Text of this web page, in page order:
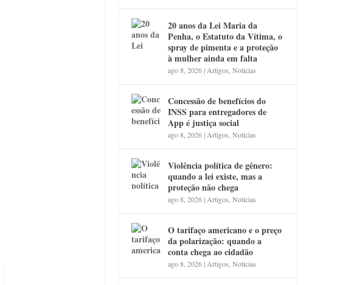
20 anos da Lei Maria da
Penha, o Estatuto da Vítima, o
spray de pimenta e a proteção
à mulher ainda em falta
ago 8, 2026| Artigos ,Notícias
Concessão de benefícios do
INSS para entregadores de
App é justiça social
ago 8, 2026| Artigos ,Notícias
Violência política de gênero:
quando a lei existe, mas a
proteção não chega
ago 8, 2026| Artigos ,Notícias
O tarifaço americano e o preço
da polarização: quando a
conta chega ao cidadão
ago 8, 2026| Artigos ,Notícias